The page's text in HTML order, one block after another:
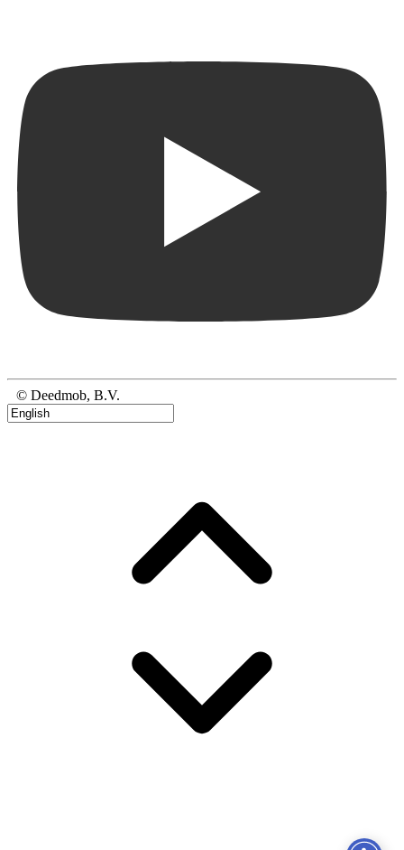
© Deedmob, B.V.